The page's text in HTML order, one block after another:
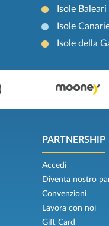
Isole Baleari
Isole
Isole della
PARTNERSHIP
Accedi
Diventa nostro
Convenzioni
Lavora con noi
Gift Card